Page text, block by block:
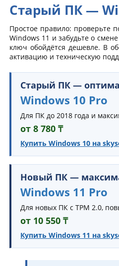
Старый ПК —
Простое правило: проверьте
Windows 11 и забудьте о
ключ обойдётся дешевле. В
активацию и техническую
Старый ПК —
Windows 10 Pro
Для ПК до 2018 года и
от 8 780 ₸
Купить Windows 10 на
Новый ПК —
Windows 11 Pro
Для новых ПК с TPM 2.0,
от 10 550 ₸
Купить Windows 11 на